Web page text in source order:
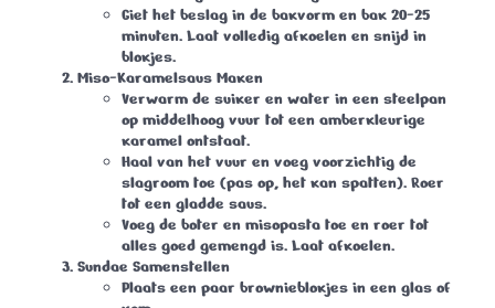
Giet het beslag in de bakvorm en bak 20-25
minuten. Laat volledig afkoelen en snijd in
blokjes.
Miso-Karamelsaus Maken
Verwarm de suiker en water in een steelpan
op middelhoog vuur tot een amberkleurige
karamel ontstaat.
Haal van het vuur en voeg voorzichtig de
slagroom toe (pas op, het kan spatten). Roer
tot een gladde saus.
Voeg de boter en misopasta toe en roer tot
alles goed gemengd is. Laat afkoelen.
Sundae Samenstellen
Plaats een paar brownieblokjes in een glas of